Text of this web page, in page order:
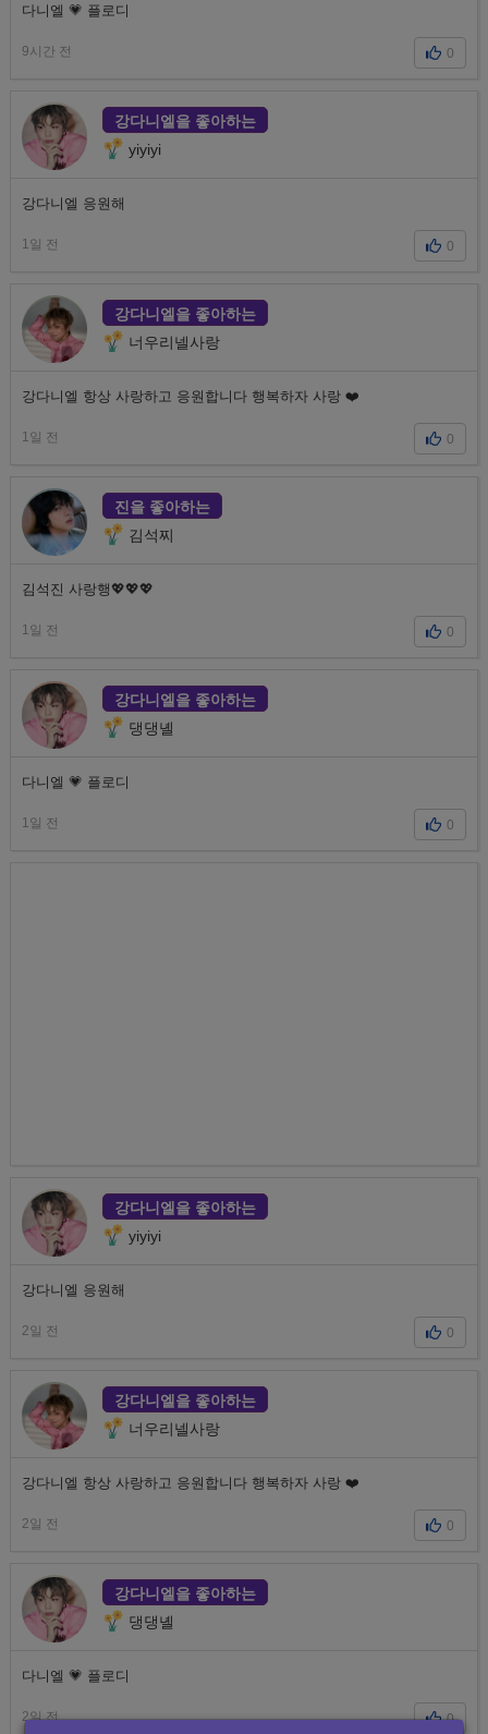
다니엘 💗 플로디
9시간 전 0
강다니엘을 좋아하는
yiyiyi
강다니엘 응원해
1일 전 0
강다니엘을 좋아하는
너우리넬사랑
강다니엘 항상 사랑하고 응원합니다 행복하자 사랑 ❤️
1일 전 0
진을 좋아하는
김석찌
김석진 사랑행💖💖💖
1일 전 0
강다니엘을 좋아하는
댕댕녤
다니엘 💗 플로디
1일 전 0
강다니엘을 좋아하는
yiyiyi
강다니엘 응원해
2일 전 0
강다니엘을 좋아하는
너우리넬사랑
강다니엘 항상 사랑하고 응원합니다 행복하자 사랑 ❤️
2일 전 0
강다니엘을 좋아하는
댕댕녤
다니엘 💗 플로디
2일 전 0